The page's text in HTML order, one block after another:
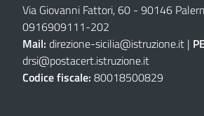
Via Giovanni Fattori, 60 - 90146
0916909111-202
Mail: direzione-sicilia@istruzione.it |
drsi@postacert.istruzione.it
Codice fiscale: 80018500829